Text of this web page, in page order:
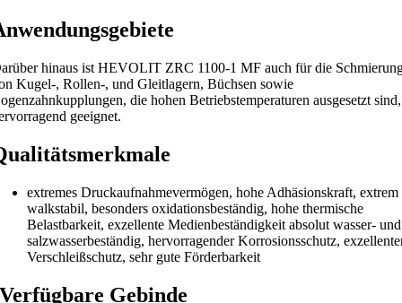
hinaus ist HEVOLIT ZRC 1100-1 MF auch für die
Kugel-, Rollen-, und Gleitlagern, Büchsen sowie
die hohen Betriebstemperaturen ausgesetzt sind,
geeignet.
extremes Druckaufnahmevermögen, hohe Adhäsionskraft, extrem
walkstabil, besonders oxidationsbeständig, hohe thermische
Belastbarkeit, exzellente Medienbeständigkeit absolut wasser- und
salzwasserbeständig, hervorragender Korrosionsschutz,
Verschleißschutz, sehr gute Förderbarkeit
Verfügbare Gebinde